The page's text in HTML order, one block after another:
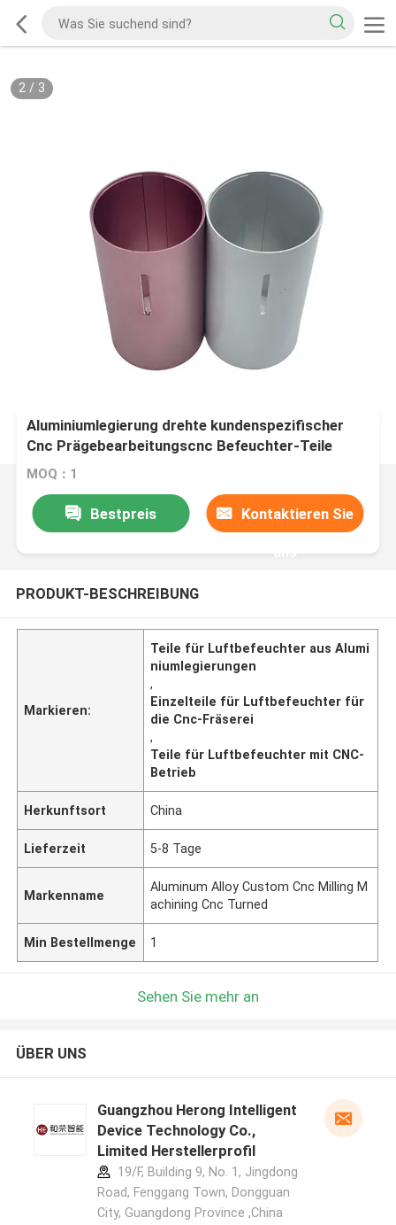
2/ 3
Aluminiumlegierung drehte kundenspezifischer
Cnc Prägebearbeitungscnc Befeuchter-Teile
MOQ：1
Bestpreis Kontaktieren Sie
uns
PRODUKT-BESCHREIBUNG
Markieren:
Teile für Luftbefeuchter aus Alumi
niumlegierungen
,
Einzelteile für Luftbefeuchter für
die Cnc-Fräserei
,
Teile für Luftbefeuchter mit CNC-
Betrieb
Herkunftsort China
Lieferzeit 5-8 Tage
Markenname
Aluminum Alloy Custom Cnc Milling M
achining Cnc Turned
Min Bestellmenge 1
Sehen Sie mehr an
ÜBER UNS
Guangzhou Herong Intelligent
Device Technology Co.,
Limited Herstellerprofil
19/F, Building 9, No. 1, Jingdong
Road, Fenggang Town, Dongguan
City, Guangdong Province ,China